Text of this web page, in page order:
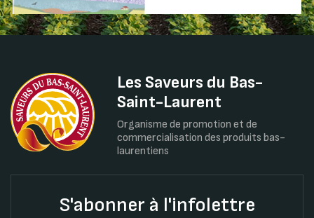
Les Saveurs du Bas-
Saint-Laurent
Organisme de promotion et de
commercialisation des produits bas-
laurentiens
S'abonner à l'infolettre